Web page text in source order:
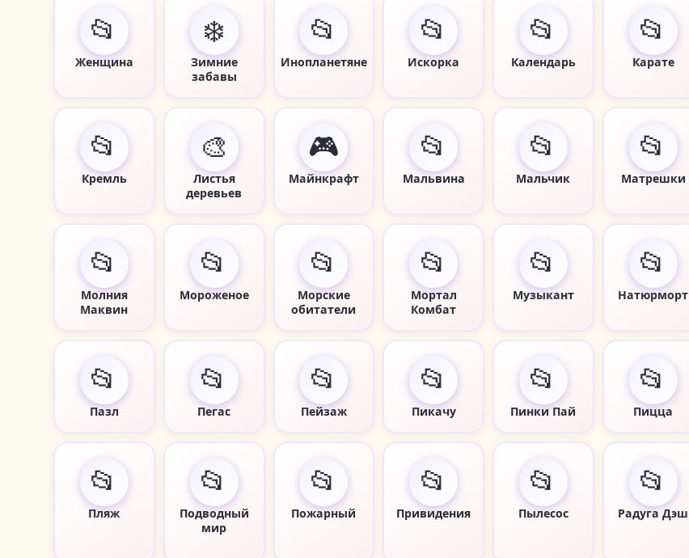
📂
Женщина
❄️
Зимние
забавы
📂
Инопланетяне
📂
Искорка
📂
Календарь
📂
Карате
📂
Кремль
🎨
Листья
деревьев
🎮
Майнкрафт
📂
Мальвина
📂
Мальчик
📂
Матрешки
📂
Молния
Маквин
📂
Мороженое
📂
Морские
обитатели
📂
Мортал
Комбат
📂
Музыкант
📂
Натюрморт
📂
Пазл
📂
Пегас
📂
Пейзаж
📂
Пикачу
📂
Пинки Пай
📂
Пицца
📂
Пляж
📂
Подводный
мир
📂
Пожарный
📂
Привидения
📂
Пылесос
📂
Радуга Дэш